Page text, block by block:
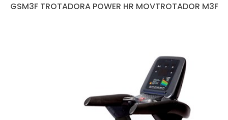
GSM3F TROTADORA POWER HR MOVTROTADOR M3F